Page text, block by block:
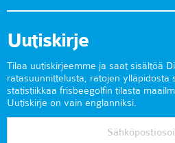
Uutiskirje
Tilaa uutiskirjeemme ja saat sisältöä
ratasuunnittelusta, ratojen ylläpidosta
statistiikkaa frisbeegolfin tilasta
Uutiskirje on vain englanniksi.